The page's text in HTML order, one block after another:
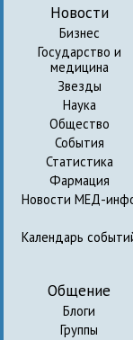
Новости
Бизнес
Государство и
медицина
Звезды
Наука
Общество
События
Статистика
Фармация
Новости МЕД-
Календарь
Общение
Блоги
Группы